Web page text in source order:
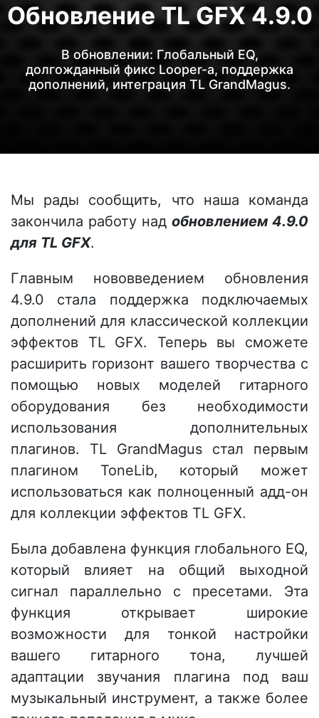
Обновление TL GFX 4.9.0
В обновлении: Глобальный EQ,
долгожданный фикс Looper-а, поддержка
дополнений, интеграция TL GrandMagus.
Мы рады сообщить, что наша команда
закончила работу над обновлением 4.9.0
для TL GFX.
Главным нововведением обновления
4.9.0 стала поддержка подключаемых
дополнений для классической коллекции
эффектов TL GFX. Теперь вы сможете
расширить горизонт вашего творчества с
помощью новых моделей гитарного
оборудования без необходимости
использования дополнительных
плагинов. TL GrandMagus стал первым
плагином ToneLib, который может
использоваться как полноценный адд-он
для коллекции эффектов TL GFX.
Была добавлена функция глобального EQ,
который влияет на общий выходной
сигнал параллельно с пресетами. Эта
функция открывает широкие
возможности для тонкой настройки
вашего гитарного тона, лучшей
адаптации звучания плагина под ваш
музыкальный инструмент, а также более